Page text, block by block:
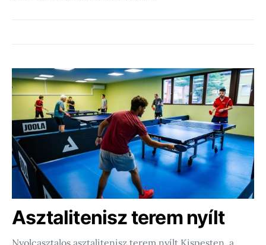
Asztalitenisz terem nyílt
Nyolcasztalos asztalitenisz terem nyílt Kispesten, a